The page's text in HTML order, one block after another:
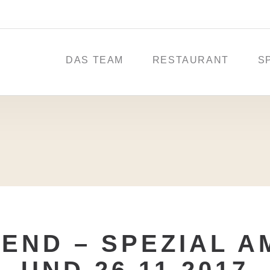
DAS TEAM RESTAURANT
– SPEZIAL